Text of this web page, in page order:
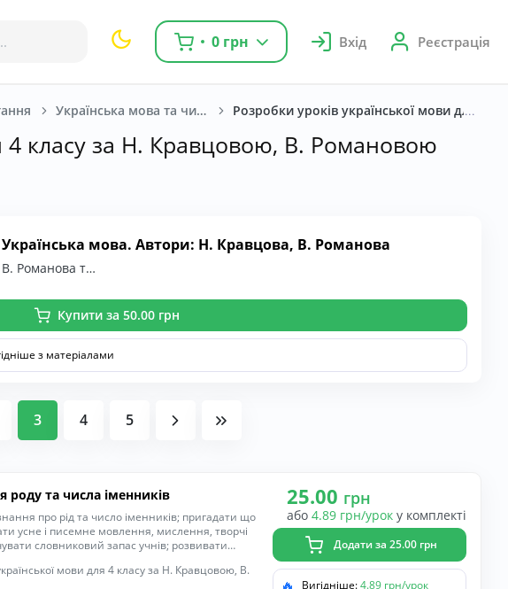
0 грн Вхід Реєстрація
Українська мова та читання. Н. Кравцова, В. Романова та читання А. Савчук. 4 клас. [2021-2025] Розробки уроків української мови для 4
4 класу за Н. Кравцовою, В. Романовою
мова. Автори: Н. Кравцова, В. Романова
Романова т…
Купити за 50.00 грн
з матеріалами
3 4 5
роду та числа іменників
про рід та число іменників; пригадати що
усне і писемне мовлення, мислення, творчі
словниковий запас учнів; розвивати
процесу, виконувати розумові
мови для 4 класу за Н. Кравцовою, В.
25.00 грн
або 4.89 грн/урок у комплекті
Додати за 25.00 грн
Вигідніше:4.89 грн/урок